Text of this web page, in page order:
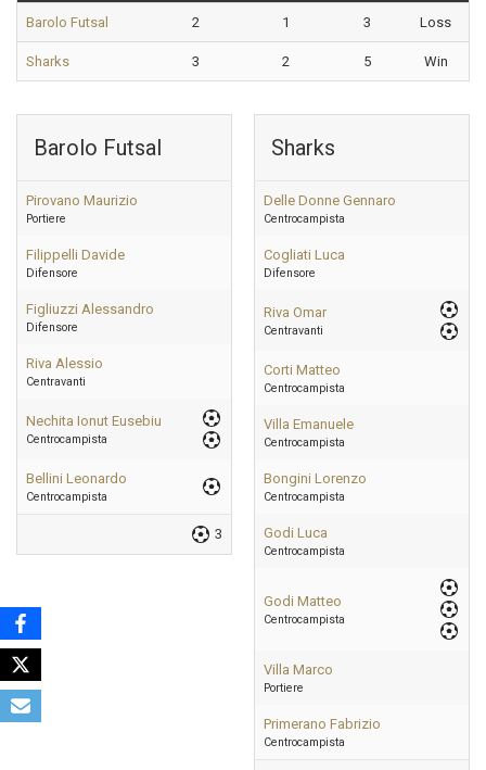
Barolo Futsal 2 1 3 Loss
Sharks 3 2 5 Win
Barolo Futsal
Pirovano Maurizio
Portiere
Filippelli Davide
Difensore
Figliuzzi Alessandro
Difensore
Riva Alessio
Centravanti
Nechita Ionut Eusebiu
Centrocampista
Bellini Leonardo
Centrocampista
3
Sharks
Delle Donne Gennaro
Centrocampista
Cogliati Luca
Difensore
Riva Omar
Centravanti
Corti Matteo
Centrocampista
Villa Emanuele
Centrocampista
Bongini Lorenzo
Centrocampista
Godi Luca
Centrocampista
Godi Matteo
Centrocampista
Villa Marco
Portiere
Primerano Fabrizio
Centrocampista